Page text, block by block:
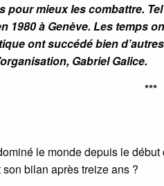
pour mieux les combattre.
1980 à Genève. Les temps
ont succédé bien
Gabriel Galice.
***
le monde depuis le
bilan après treize ans ?